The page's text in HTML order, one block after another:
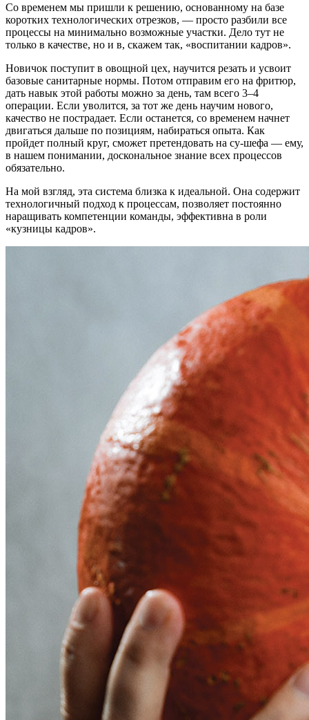
Со временем мы пришли к решению, основанному на базе
коротких технологических отрезков, — просто разбили все
процессы на минимально возможные участки. Дело тут не
только в качестве, но и в, скажем так, «воспитании кадров».
Новичок поступит в овощной цех, научится резать и усвоит
базовые санитарные нормы. Потом отправим его на фритюр,
дать навык этой работы можно за день, там всего 3–4
операции. Если уволится, за тот же день научим нового,
качество не пострадает. Если останется, со временем начнет
двигаться дальше по позициям, набираться опыта. Как
пройдет полный круг, сможет претендовать на су-шефа — ему,
в нашем понимании, доскональное знание всех процессов
обязательно.
На мой взгляд, эта система близка к идеальной. Она содержит
технологичный подход к процессам, позволяет постоянно
наращивать компетенции команды, эффективна в роли
«кузницы кадров».